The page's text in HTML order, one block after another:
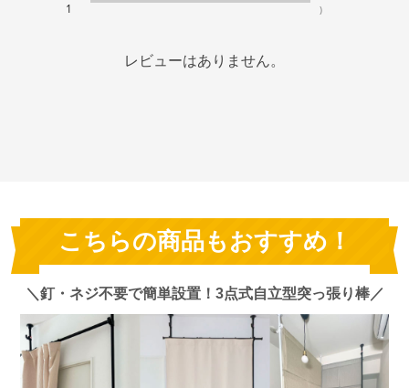
1
)
レビューはありません。
こちらの商品もおすすめ！
＼釘・ネジ不要で簡単設置！3点式自立型突っ張り棒／